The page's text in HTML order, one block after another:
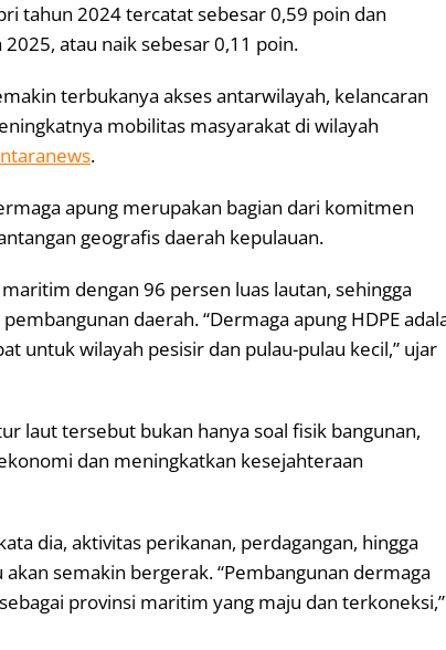
tahun 2024 tercatat sebesar 0,59 poin dan
atau naik sebesar 0,11 poin.
terbukanya akses antarwilayah, kelancaran
mobilitas masyarakat di wilayah
.
apung merupakan bagian dari komitmen
geografis daerah kepulauan.
dengan 96 persen luas lautan, sehingga
daerah. “Dermaga apung HDPE
untuk wilayah pesisir dan pulau-pulau kecil,” ujar
laut tersebut bukan hanya soal fisik bangunan,
dan meningkatkan kesejahteraan
dia, aktivitas perikanan, perdagangan, hingga
semakin bergerak. “Pembangunan dermaga
provinsi maritim yang maju dan terkoneksi,”